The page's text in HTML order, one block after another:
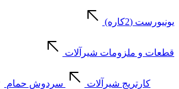
یونیورست (2کاره)
قطعات و ملزومات شیرآلات
کارتریج شیرآلات سردوش حمام